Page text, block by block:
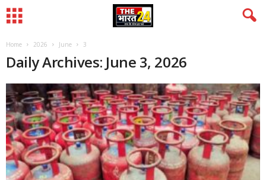
Home 2026 June 3
Daily Archives: June 3, 2026